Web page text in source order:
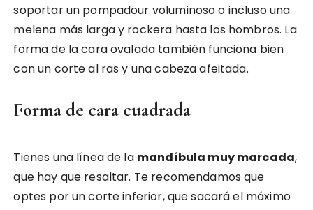
soportar un pompadour voluminoso o incluso una
melena más larga y rockera hasta los hombros. La
forma de la cara ovalada también funciona bien
con un corte al ras y una cabeza afeitada.
Forma de cara cuadrada
Tienes una línea de la mandíbula muy marcada,
que hay que resaltar. Te recomendamos que
optes por un corte inferior, que sacará el máximo